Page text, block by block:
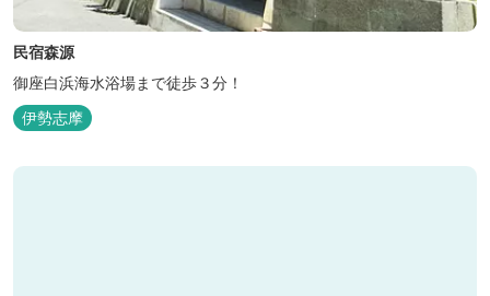
民宿森源
御座白浜海水浴場まで徒歩３分！
伊勢志摩